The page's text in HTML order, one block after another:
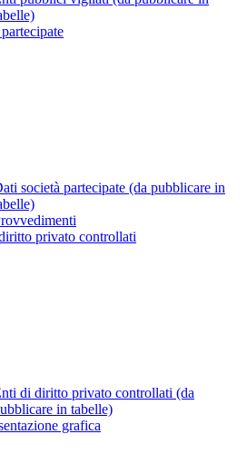
società partecipate (da pubblicare in
privato controllati
di diritto privato controllati (da
in tabelle)
grafica